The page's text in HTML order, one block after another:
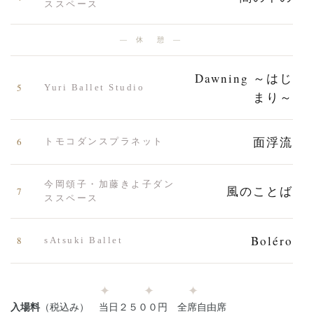
ススペース
— 休 憩 —
5 Yuri Ballet Studio
Dawning ～はじ
まり～
6 トモコダンスプラネット 面浮流
7
今岡頌子・加藤きよ子ダン
ススペース
風のことば
8 sAtsuki Ballet Boléro
✦ ✦ ✦
入場料 （税込み） 当日２５００円 全席自由席